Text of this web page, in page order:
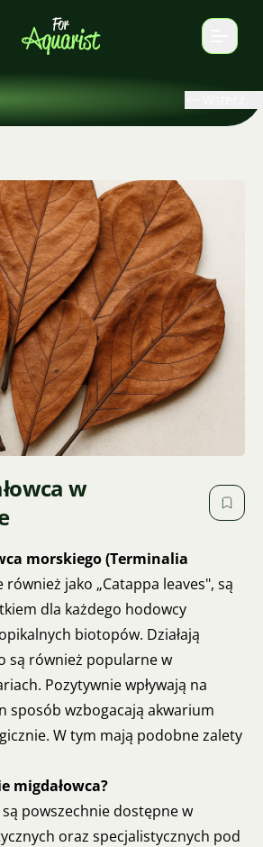
w
morskiego (Terminalia
również jako „Catappa leaves", są
dla każdego hodowcy
biotopów. Działają
są również popularne w
Pozytywnie wpływają na
sposób wzbogacają akwarium
W tym mają podobne zalety
migdałowca?
są powszechnie dostępne w
oraz specjalistycznych pod